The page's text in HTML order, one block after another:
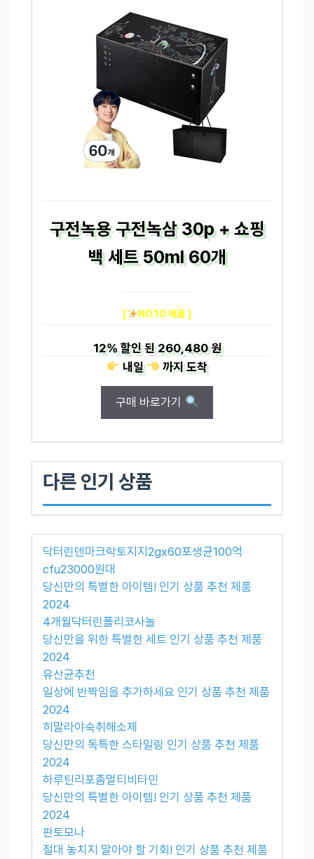
구전녹용 구전녹삼 30p + 쇼핑
백 세트 50ml 60개
[ NO.10 제품 ]
12%할인 된260,480 원
내일
까지도착
구매 바로가기
다른 인기 상품
닥터린덴마크락토지지2gx60포생균100억
cfu23000원대
당신만의 특별한 아이템! 인기 상품 추천 제품
2024
4개월닥터린폴리코사놀
당신만을 위한 특별한 세트 인기 상품 추천 제품
2024
유산균추천
일상에 반짝임을 추가하세요 인기 상품 추천 제품
2024
히말라야숙취해소제
당신만의 독특한 스타일링 인기 상품 추천 제품
2024
하루틴리포좀멀티비타민
당신만의 특별한 아이템! 인기 상품 추천 제품
2024
판토모나
절대 놓치지 말아야 할 기회! 인기 상품 추천 제품